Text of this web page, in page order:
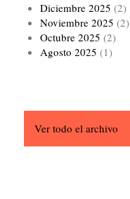
Diciembre 2025 (2)
Noviembre 2025 (2)
Octubre 2025 (2)
Agosto 2025 (1)
Ver todo el archivo